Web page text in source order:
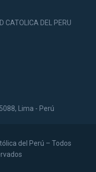
CATOLICA DEL PERU
Lima - Perú
del Perú – Todos